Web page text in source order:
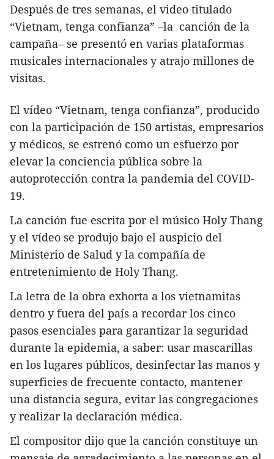
Después de tres semanas, el video titulado
“Vietnam, tenga confianza” –la canción de la
campaña– se presentó en varias plataformas
musicales internacionales y atrajo millones de
visitas.
El vídeo “Vietnam, tenga confianza”, producido
con la participación de 150 artistas, empresarios
y médicos, se estrenó como un esfuerzo por
elevar la conciencia pública sobre la
autoprotección contra la pandemia del COVID-
19.
La canción fue escrita por el músico Holy Thang
y el vídeo se produjo bajo el auspicio del
Ministerio de Salud y la compañía de
entretenimiento de Holy Thang.
La letra de la obra exhorta a los vietnamitas
dentro y fuera del país a recordar los cinco
pasos esenciales para garantizar la seguridad
durante la epidemia, a saber: usar mascarillas
en los lugares públicos, desinfectar las manos y
superficies de frecuente contacto, mantener
una distancia segura, evitar las congregaciones
y realizar la declaración médica.
El compositor dijo que la canción constituye un